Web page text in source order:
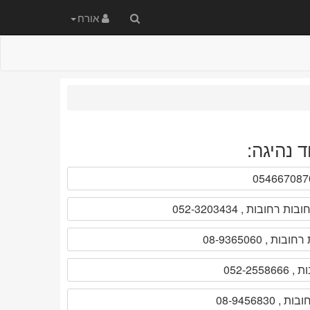
חיפוש
באתר
אורח
נהיגה: